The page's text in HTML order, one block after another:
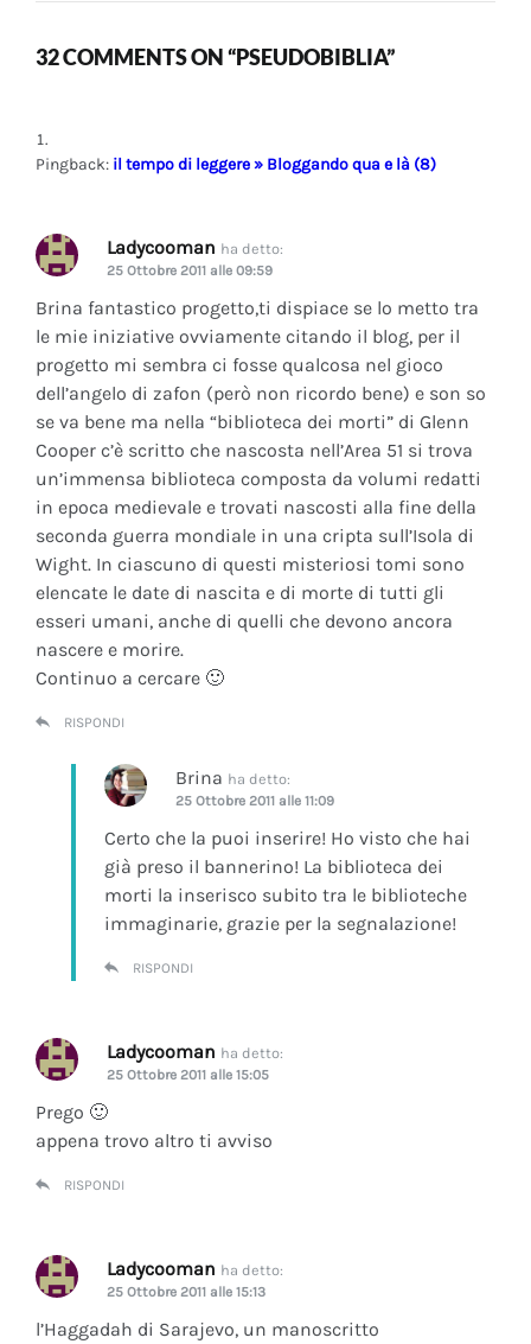
32 COMMENTS ON “PSEUDOBIBLIA”
Pingback: il tempo di leggere » Bloggando qua e là (8)
Ladycooman ha detto:
25 Ottobre 2011 alle 09:59
Brina fantastico progetto,ti dispiace se lo metto tra
le mie iniziative ovviamente citando il blog, per il
progetto mi sembra ci fosse qualcosa nel gioco
dell’angelo di zafon (però non ricordo bene) e son so
se va bene ma nella “biblioteca dei morti” di Glenn
Cooper c’è scritto che nascosta nell’Area 51 si trova
un’immensa biblioteca composta da volumi redatti
in epoca medievale e trovati nascosti alla fine della
seconda guerra mondiale in una cripta sull’Isola di
Wight. In ciascuno di questi misteriosi tomi sono
elencate le date di nascita e di morte di tutti gli
esseri umani, anche di quelli che devono ancora
nascere e morire.
Continuo a cercare 🙂
RISPONDI
Brina ha detto:
25 Ottobre 2011 alle 11:09
Certo che la puoi inserire! Ho visto che hai
già preso il bannerino! La biblioteca dei
morti la inserisco subito tra le biblioteche
immaginarie, grazie per la segnalazione!
RISPONDI
Ladycooman ha detto:
25 Ottobre 2011 alle 15:05
Prego 🙂
appena trovo altro ti avviso
RISPONDI
Ladycooman ha detto:
25 Ottobre 2011 alle 15:13
l’Haggadah di Sarajevo, un manoscritto